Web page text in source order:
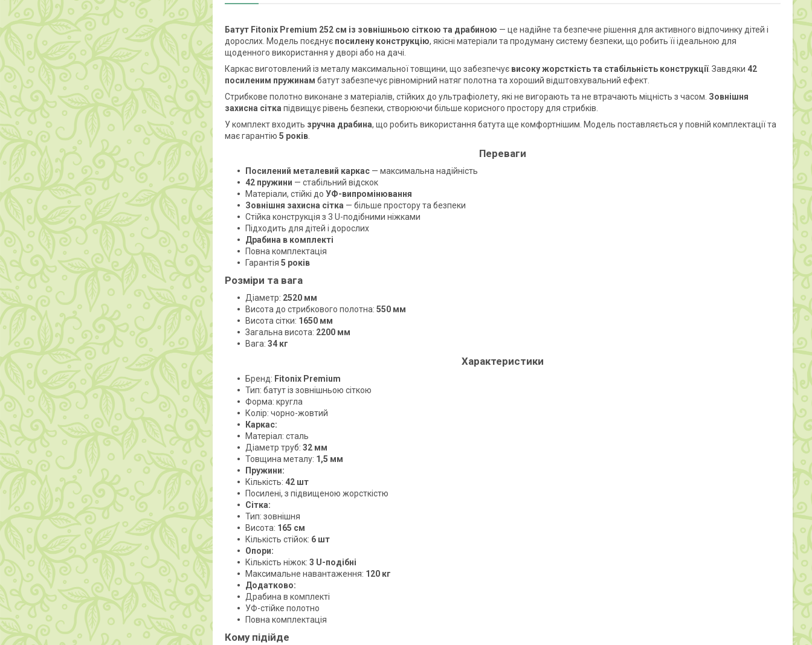
Батут Fitonix Premium 252 см із зовнішньою сіткою та драбиною — це надійне та безпечне рішення для активного відпочинку дітей і
дорослих. Модель поєднує посилену конструкцію, якісні матеріали та продуману систему безпеки, що робить її ідеальною для
щоденного використання у дворі або на дачі.
Каркас виготовлений із металу максимальної товщини, що забезпечує високу жорсткість та стабільність конструкції. Завдяки 42
посиленим пружинам батут забезпечує рівномірний натяг полотна та хороший відштовхувальний ефект.
Стрибкове полотно виконане з матеріалів, стійких до ультрафіолету, які не вигорають та не втрачають міцність з часом. Зовнішня
захисна сітка підвищує рівень безпеки, створюючи більше корисного простору для стрибків.
У комплект входить зручна драбина, що робить використання батута ще комфортнішим. Модель поставляється у повній комплектації та
має гарантію 5 років
Переваги
Посилений металевий каркас — максимальна надійність
42 пружини — стабільний відскок
Матеріали, стійкі до УФ-випромінювання
Зовнішня захисна сітка — більше простору та безпеки
Стійка конструкція з 3 U-подібними ніжками
Підходить для дітей і дорослих
Драбина в комплекті
Повна комплектація
Гарантія 5 років
Розміри та вага
Діаметр: 2520 мм
Висота до стрибкового полотна: 550 мм
Висота сітки: 1650 мм
Загальна висота: 2200 мм
Вага: 34 кг
Характеристики
Бренд: Fitonix Premium
Тип: батут із зовнішньою сіткою
Форма: кругла
Колір: чорно-жовтий
Каркас:
Матеріал: сталь
Діаметр труб: 32 мм
Товщина металу: 1,5 мм
Пружини:
Кількість: 42 шт
Посилені, з підвищеною жорсткістю
Сітка:
Тип: зовнішня
Висота: 165 см
Кількість стійок: 6 шт
Опори:
Кількість ніжок: 3 U-подібні
Максимальне навантаження: 120 кг
Додатково:
Драбина в комплекті
УФ-стійке полотно
Повна комплектація
Кому підійде